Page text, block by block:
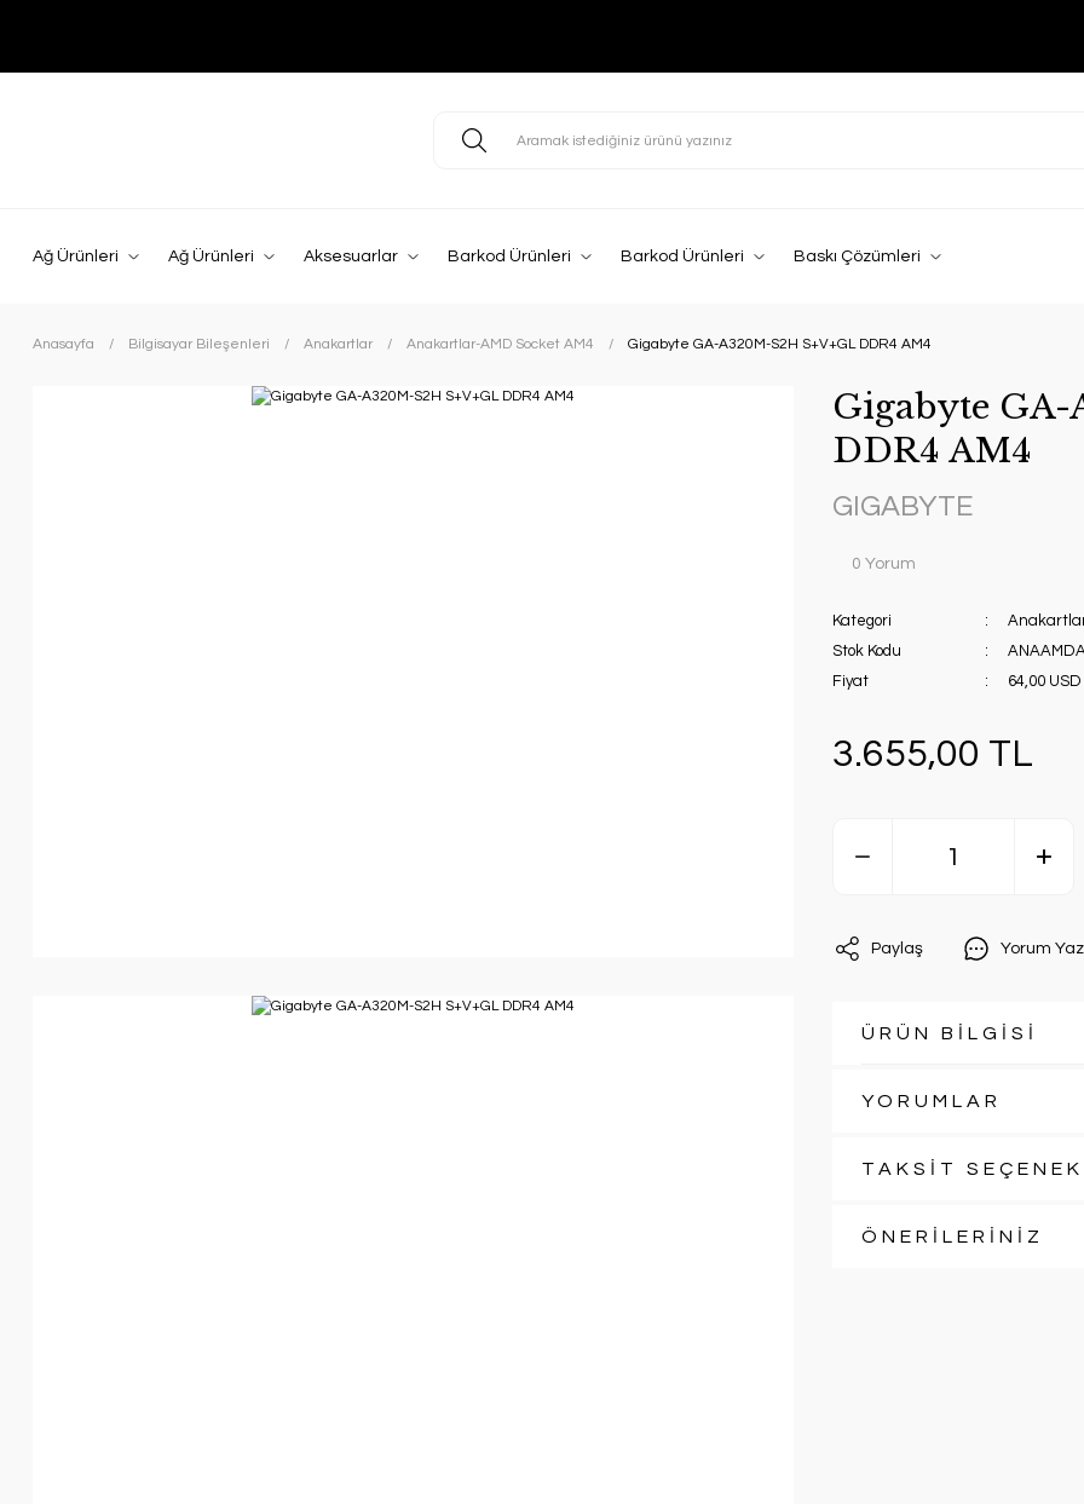
Ağ Ürünleri Ağ Ürünleri Aksesuarlar Barkod Ürünleri Barkod Ürünleri Baskı Çözümleri
Anasayfa Bilgisayar Bileşenleri Anakartlar Anakartlar-AMD Socket AM4 Gigabyte GA-A320M-S2H S+V+GL DDR4 AM4
Gigabyte GA-
DDR4 AM4
GIGABYTE
0 Yorum
Kategori
Stok Kodu
Fiyat
64,00
3.655,00 TL
Paylaş Yorum Yaz
ÜRÜN BİLGİSİ
YORUMLAR
TAKSİT
ÖNERİLERİNİZ